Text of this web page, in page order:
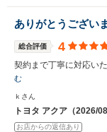
ありがとうござい
総合評価 4
契約まで丁寧に対応い
む
ｋさん
トヨタ アクア（2026/08
お店からの返信あり